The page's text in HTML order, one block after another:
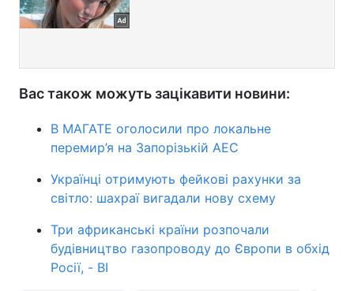
Вас також можуть зацікавити новини:
В МАГАТЕ оголосили про локальне
перемир’я на Запорізькій АЕС
Українці отримують фейкові рахунки за
світло: шахраї вигадали нову схему
Три африканські країни розпочали
будівництво газопроводу до Європи в обхід
Росії, - BI